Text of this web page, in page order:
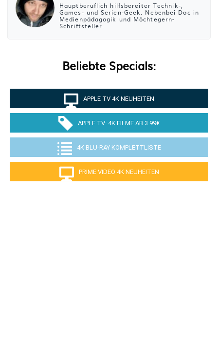
Hauptberuflich hilfsbereiter Technik-,
Games- und Serien-Geek. Nebenbei Doc in
Medienpädagogik und Möchtegern-
Schriftsteller.
Beliebte Specials:
APPLE TV 4K NEUHEITEN
APPLE TV: 4K FILME AB 3.99€
4K BLU-RAY KOMPLETTLISTE
PRIME VIDEO 4K NEUHEITEN